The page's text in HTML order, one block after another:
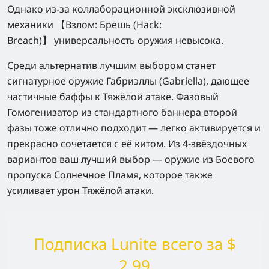
Однако из-за коллаборационной эксклюзивной
механики 【Взлом: Брешь (Hack:
Breach)】 универсальность оружия невысока.
Среди альтернатив лучшим выбором станет
сигнатурное оружие Габриэллы (Gabriella), дающее
частичные баффы к Тяжёлой атаке. Фазовый
Гомогенизатор из стандартного баннера второй
фазы тоже отлично подходит — легко активируется и
прекрасно сочетается с её китом. Из 4-звёздочных
вариантов ваш лучший выбор — оружие из Боевого
пропуска Солнечное Пламя, которое также
усиливает урон Тяжёлой атаки.
Подписка Lunite всего за $